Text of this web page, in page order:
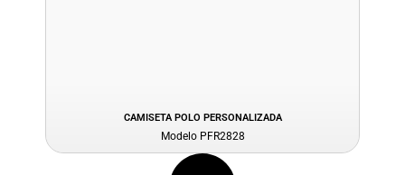
CAMISETA POLO PERSONALIZADA
Modelo PFR2828